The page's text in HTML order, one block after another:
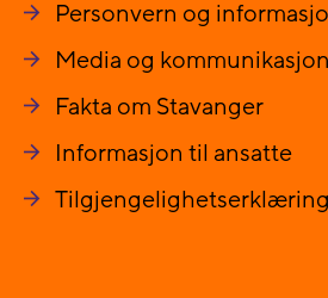
Personvern og
Media og kommunikasjon
Fakta om Stavanger
Informasjon til ansatte
Tilgjengelighetserklæring